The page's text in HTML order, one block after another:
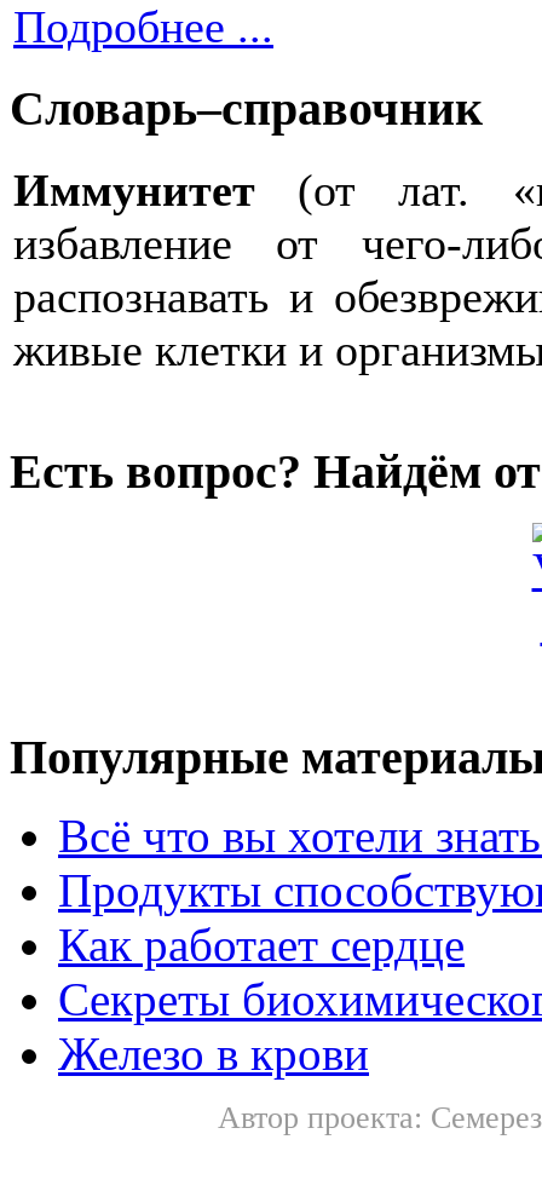
Подробнее ...
Словарь–справочник
Иммунитет (от лат.
избавление от чего-
распознавать и
живые клетки и
Есть вопрос? Найдём
Популярные
Всё что вы хотели
Продукты
Как работает сердце
Секреты
Железо в крови
Автор проекта: